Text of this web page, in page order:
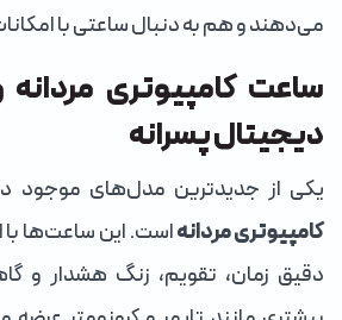
می‌دهند و هم به دنبال ساعتی با
ساعت کامپیوتری
دیجیتال پسرانه
یکی از جدیدترین مدل‌های موجود
کامپیوتری مردانهاست. این ساعت‌ها با
دقیق زمان، تقویم، زنگ هشدار و